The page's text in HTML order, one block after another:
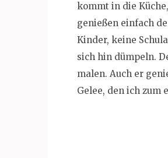
kommt in die
genießen einfach
Kinder, keine
sich hin dümpeln.
malen. Auch er
Gelee, den ich zum